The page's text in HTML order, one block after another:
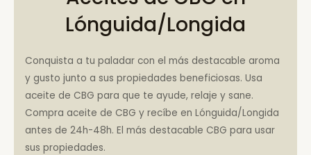
Lónguida/Longida
Conquista a tu paladar con el más destacable aroma
y gusto junto a sus propiedades beneficiosas. Usa
aceite de CBG para que te ayude, relaje y sane.
Compra aceite de CBG y recíbe en Lónguida/Longida
antes de 24h-48h. El más destacable CBG para usar
sus propiedades.